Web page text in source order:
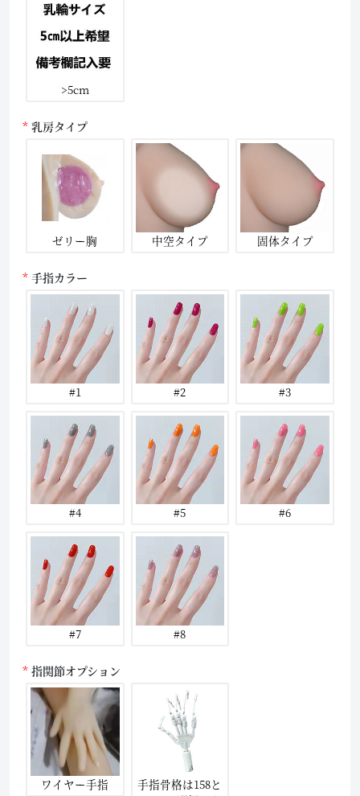
>5cm
乳房タイプ
ゼリー胸 中空タイプ 固体タイプ
手指カラー
#1 #2 #3
#4 #5 #6
#7 #8
指関節オプション
ワイヤー手指
手指骨格は158と